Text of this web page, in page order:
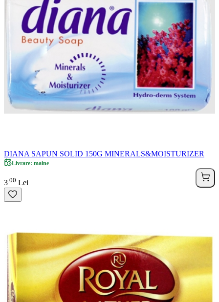
DIANA SAPUN SOLID 150G MINERALS&MOISTURIZER
Livrare: maine
3 00 Lei